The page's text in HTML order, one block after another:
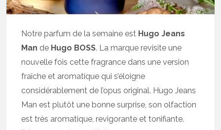
Notre parfum de la semaine est Hugo Jeans
Man de Hugo BOSS. La marque revisite une
nouvelle fois cette fragrance dans une version
fraîche et aromatique qui s’éloigne
considérablement de l’opus original. Hugo Jeans
Man est plutôt une bonne surprise, son olfaction
est très aromatique, revigorante et tonifiante.